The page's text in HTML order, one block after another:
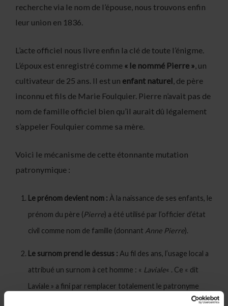
recherche via le nom de l’épouse, nous trouvons enfin
leur union en 1836.
L’acte officiel nous livre enfin la clé de toute l’énigme.
L’époux est enregistré comme « le nommé Pierre » , un
cultivateur de 25 ans. Il est un enfant naturel , de père
inconnu et fils de Marie Foulquier. Pierre n’avait pas de
nom de famille officiel bien qu’il aurait dû légalement
s’appeler Foulquier comme sa mère.
Voici le mécanisme de cette étonnante mutation
patronymique :
Le prénom devient nom : À la naissance de ses enfants, le
prénom du père (Pierre) a été utilisé par l’officier d’état
civil comme nom de famille (donnant Anne Pierre).
Le surnom prend le dessus : Au fil des ans, l’usage local a
attribué un surnom à cet homme : « Laviale« . Ce « dit
Laviale » a fini par remplacer totalement le patronyme